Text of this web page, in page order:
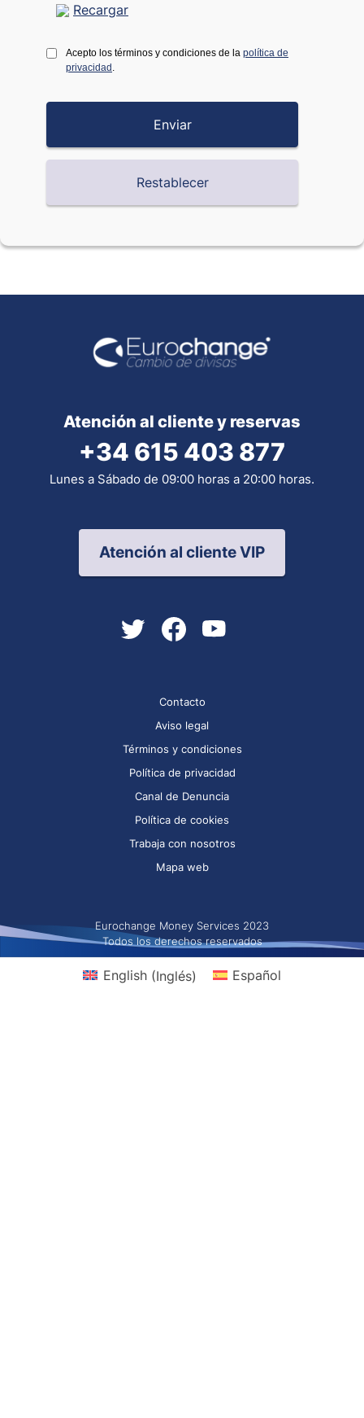
Recargar
Acepto los términos y condiciones de la política de
privacidad
Atención al cliente y reservas
+34 615 403 877
Lunes a Sábado de 09:00 horas a 20:00 horas.
Atención al cliente VIP
Contacto
Aviso legal
Términos y condiciones
Política de privacidad
Canal de Denuncia
Política de cookies
Trabaja con nosotros
Mapa web
Eurochange Money Services 2023
Todos los derechos reservados
English(Inglés) Español